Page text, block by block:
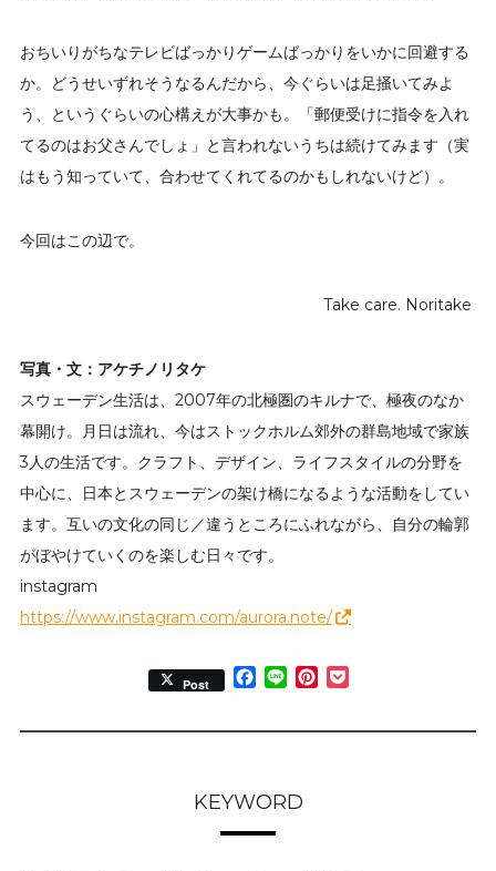
おちいりがちなテレビばっかりゲームばっかりをいかに回避する
か。どうせいずれそうなるんだから、今ぐらいは足掻いてみよ
う、というぐらいの心構えが大事かも。「郵便受けに指令を入れ
てるのはお父さんでしょ」と言われないうちは続けてみます（実
はもう知っていて、合わせてくれてるのかもしれないけど）。
今回はこの辺で。
Take care. Noritake
写真・文：アケチノリタケ
スウェーデン生活は、2007年の北極圏のキルナで、極夜のなか
幕開け。月日は流れ、今はストックホルム郊外の群島地域で家族
3人の生活です。クラフト、デザイン、ライフスタイルの分野を
中心に、日本とスウェーデンの架け橋になるような活動をしてい
ます。互いの文化の同じ／違うところにふれながら、自分の輪郭
がぼやけていくのを楽しむ日々です。
instagram
https://www.instagram.com/aurora.note/
Post Facebook
Line Pinterest
KEYWORD